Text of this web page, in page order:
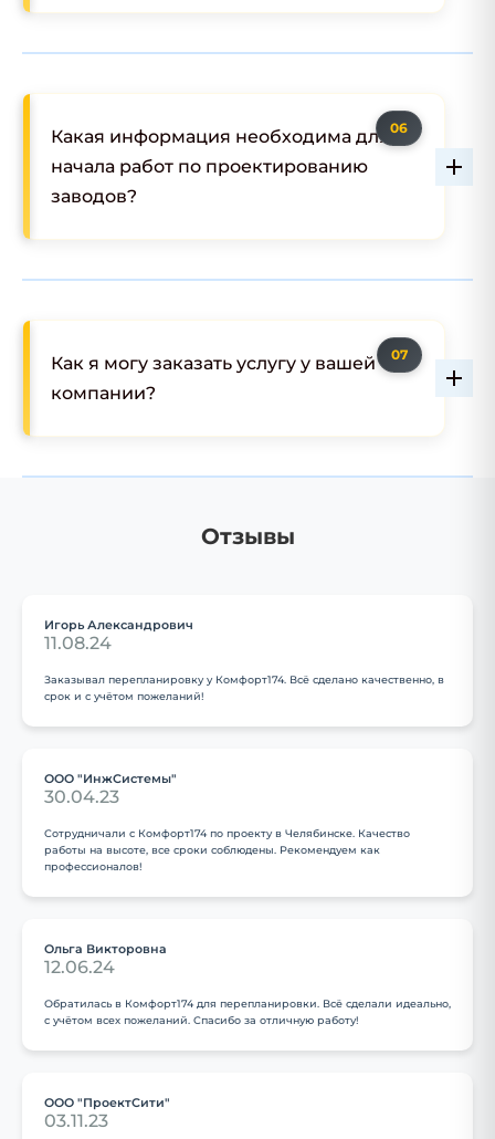
Какая информация необходима для
начала работ по проектированию
заводов?
Как я могу заказать услугу у вашей
компании?
Отзывы
Игорь Александрович
11.08.24
Заказывал перепланировку у Комфорт174. Всё сделано качественно, в
срок и с учётом пожеланий!
ООО "ИнжСистемы"
30.04.23
Сотрудничали с Комфорт174 по проекту в Челябинске. Качество
работы на высоте, все сроки соблюдены. Рекомендуем как
профессионалов!
Ольга Викторовна
12.06.24
Обратилась в Комфорт174 для перепланировки. Всё сделали идеально,
с учётом всех пожеланий. Спасибо за отличную работу!
ООО "ПроектСити"
03.11.23